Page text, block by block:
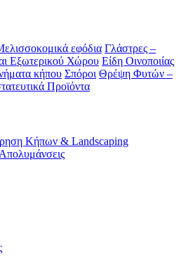
εφόδια Γλάστρες –
Εξωτερικού Χώρου Είδη Οινοποιίας
κήπου Σπόροι Θρέψη Φυτών –
Προϊόντα
Κήπων & Landscaping